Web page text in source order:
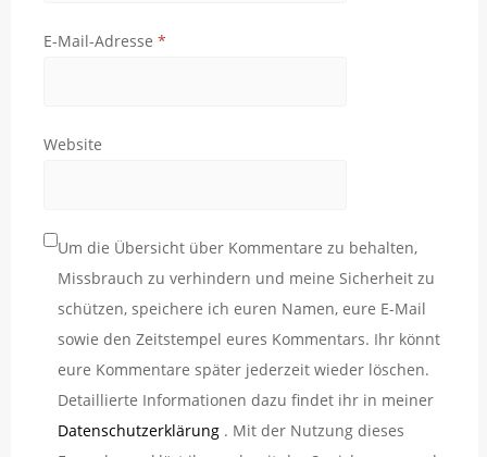
E-Mail-Adresse *
Website
Um die Übersicht über Kommentare zu behalten,
Missbrauch zu verhindern und meine Sicherheit zu
schützen, speichere ich euren Namen, eure E-Mail
sowie den Zeitstempel eures Kommentars. Ihr könnt
eure Kommentare später jederzeit wieder löschen.
Detaillierte Informationen dazu findet ihr in meiner
Datenschutzerklärung . Mit der Nutzung dieses